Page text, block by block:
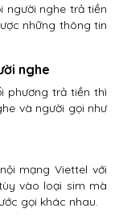
người nghe trả tiền
những thông tin
nghe
phương trả tiền thì
và người gọi như
mạng Viettel với
vào loại sim mà
gọi khác nhau.